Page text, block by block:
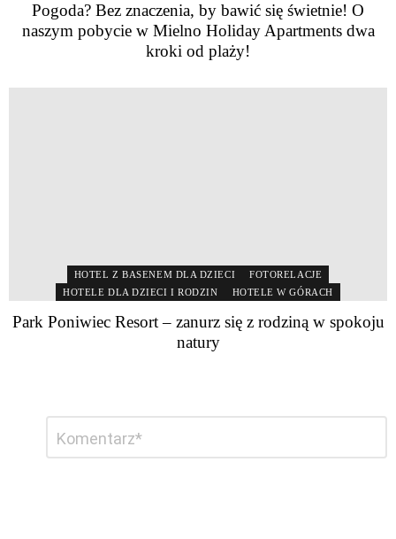
Pogoda? Bez znaczenia, by bawić się świetnie! O
naszym pobycie w Mielno Holiday Apartments dwa
kroki od plaży!
HOTEL Z BASENEM DLA DZIECI
FOTORELACJE
HOTELE DLA DZIECI I RODZIN
HOTELE W GÓRACH
Park Poniwiec Resort – zanurz się z rodziną w spokoju
natury
komentarz